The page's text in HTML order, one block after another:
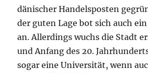
dänischer Handelsposten
der guten Lage bot sich auch
an. Allerdings wuchs die Stadt
und Anfang des 20.
sogar eine Universität, wenn